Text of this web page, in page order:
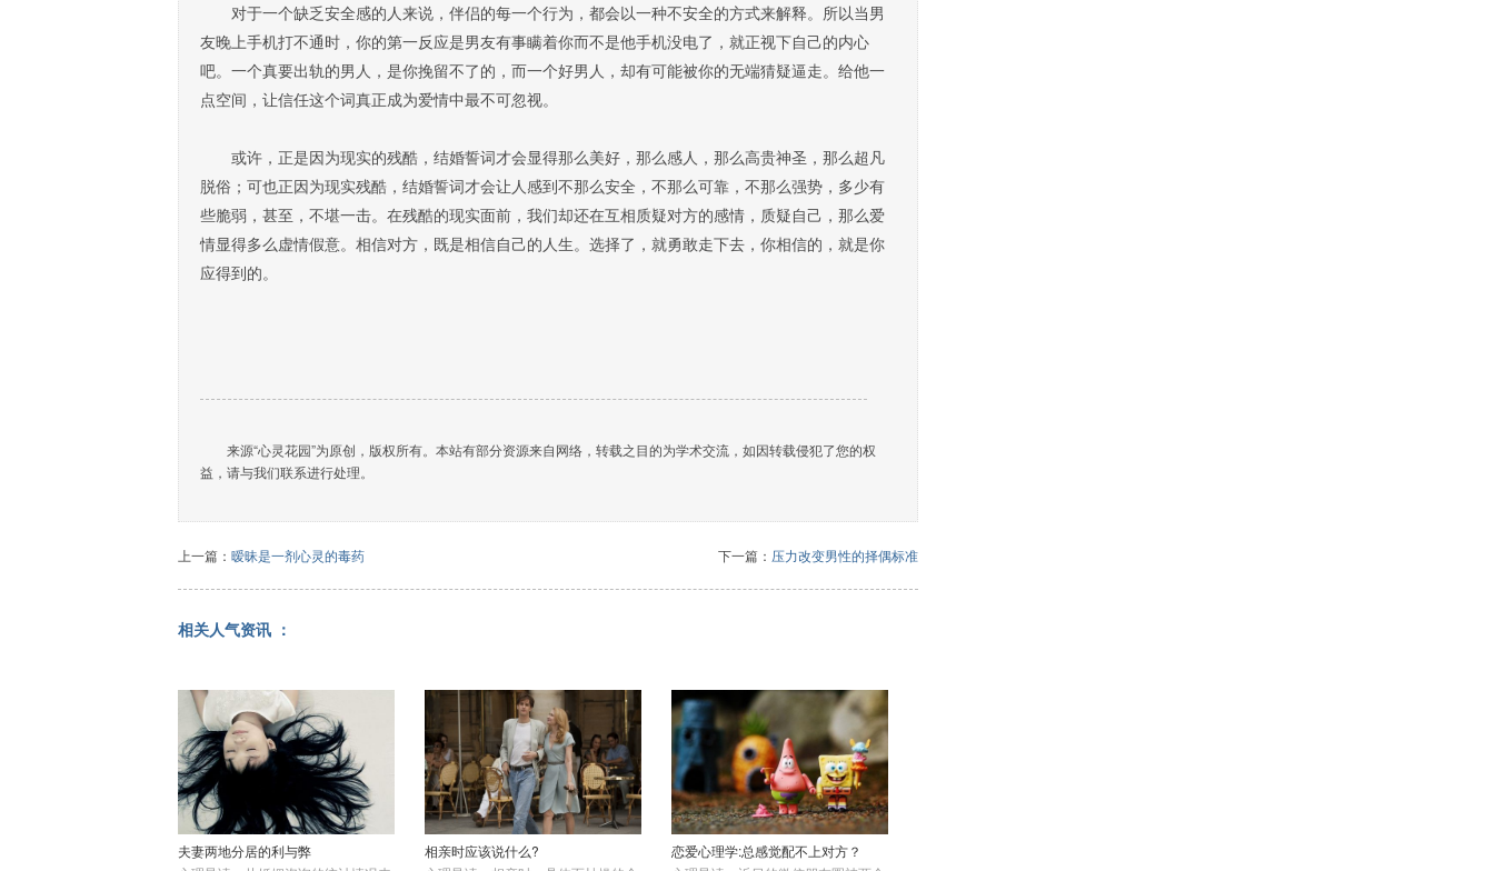
对于一个缺乏安全感的人来说，伴侣的每一个行为，都会以一种不安全的方式来解释。所以当男
友晚上手机打不通时，你的第一反应是男友有事瞒着你而不是他手机没电了，就正视下自己的内心
吧。一个真要出轨的男人，是你挽留不了的，而一个好男人，却有可能被你的无端猜疑逼走。给他一
点空间，让信任这个词真正成为爱情中最不可忽视。
或许，正是因为现实的残酷，结婚誓词才会显得那么美好，那么感人，那么高贵神圣，那么超凡
脱俗；可也正因为现实残酷，结婚誓词才会让人感到不那么安全，不那么可靠，不那么强势，多少有
些脆弱，甚至，不堪一击。在残酷的现实面前，我们却还在互相质疑对方的感情，质疑自己，那么爱
情显得多么虚情假意。相信对方，既是相信自己的人生。选择了，就勇敢走下去，你相信的，就是你
应得到的。
来源“心灵花园”为原创，版权所有。本站有部分资源来自网络，转载之目的为学术交流，如因转载侵犯了您的权
益，请与我们联系进行处理。
上一篇： 暧昧是一剂心灵的毒药 下一篇： 压力改变男性的择偶标准
相关人气资讯 ：
夫妻两地分居的利与弊
相亲时应该说什么?
恋爱心理学:总感觉配不上对方？